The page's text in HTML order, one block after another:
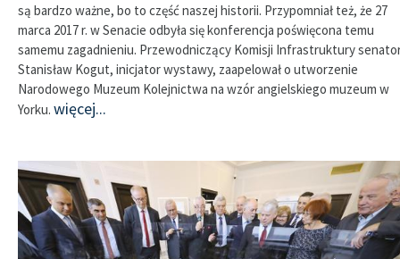
są bardzo ważne, bo to część naszej historii. Przypomniał też, że 27
marca 2017 r. w Senacie odbyła się konferencja poświęcona temu
samemu zagadnieniu. Przewodniczący Komisji Infrastruktury
Stanisław Kogut, inicjator wystawy, zaapelował o utworzenie
Narodowego Muzeum Kolejnictwa na wzór angielskiego muzeum w
Yorku. więcej...